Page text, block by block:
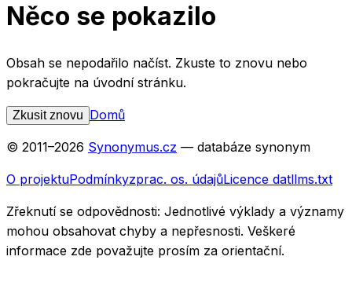
Něco se pokazilo
Obsah se nepodařilo načíst. Zkuste to znovu nebo
pokračujte na úvodní stránku.
Zkusit znovu Domů
© 2011–2026 Synonymus.cz — databáze synonym
O projektuPodmínkyzprac. os. údajůLicence datllms.txt
Zřeknutí se odpovědnosti: Jednotlivé výklady a významy
mohou obsahovat chyby a nepřesnosti. Veškeré
informace zde považujte prosím za orientační.